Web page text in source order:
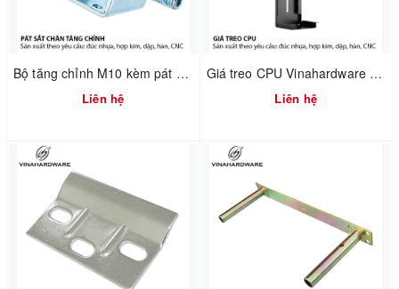
Bộ tăng chỉnh M10 kèm pát chữ U Vinahardware 2702.1.11050
Liên hệ
Giá treo CPU Vinahardware mã 4100.1.33001
Liên hệ